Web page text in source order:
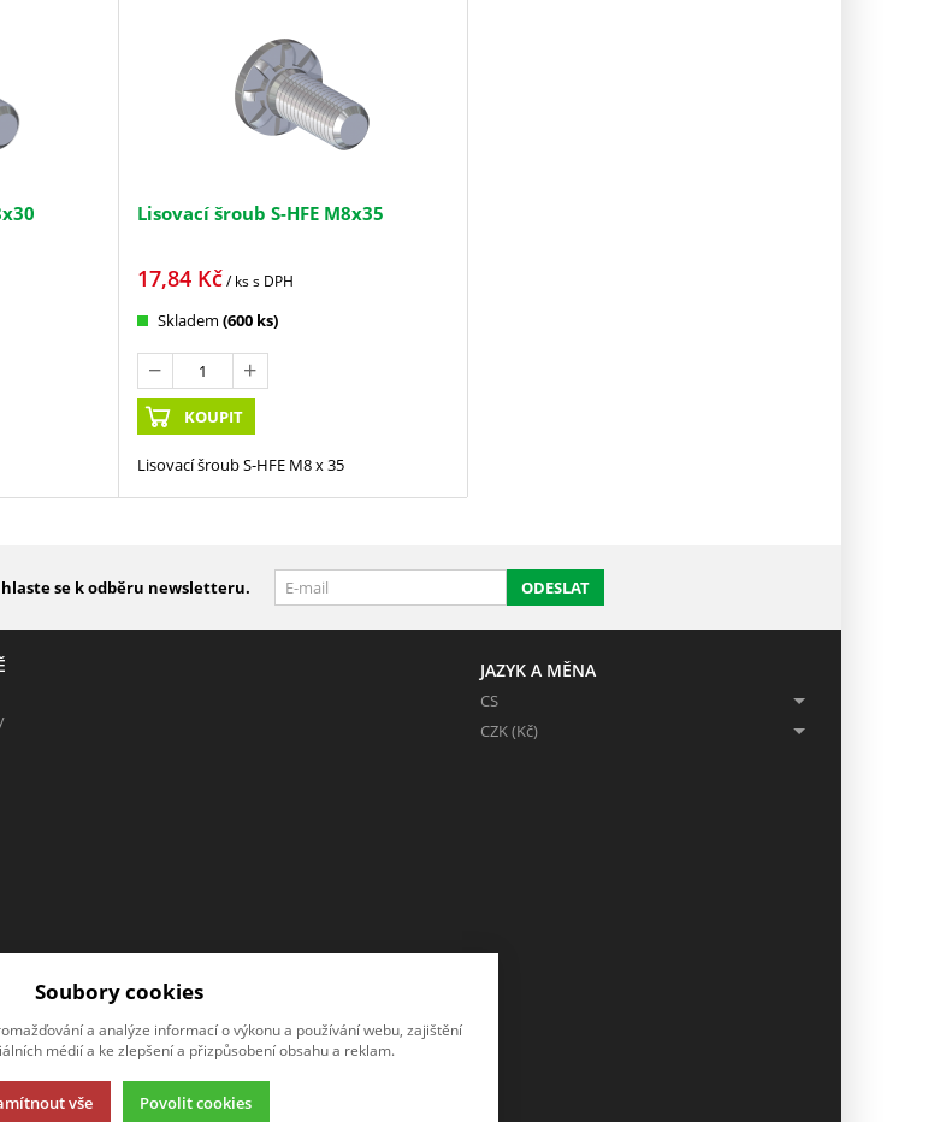
Lisovací šroub S-HFE M8x35
17,84Kč/ kss DPH
Skladem (600 ks)
KOUPIT
Lisovací šroub S-HFE M8 x 35
se k odběru newsletteru. ODESLAT
JAZYK A MĚNA
CS
CZK (Kč)
Soubory cookies
a analýze informací o výkonu a používání webu, zajištění
médií a ke zlepšení a přizpůsobení obsahu a reklam.
vše Povolit cookies